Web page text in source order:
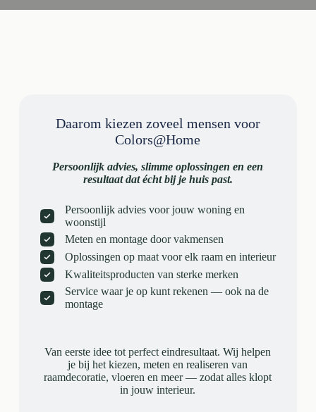
Daarom kiezen zoveel mensen voor
Colors@Home
Persoonlijk advies, slimme oplossingen en een
resultaat dat écht bij je huis past.
Persoonlijk advies voor jouw woning en
woonstijl
Meten en montage door vakmensen
Oplossingen op maat voor elk raam en interieur
Kwaliteitsproducten van sterke merken
Service waar je op kunt rekenen — ook na de
montage
Van eerste idee tot perfect eindresultaat. Wij helpen
je bij het kiezen, meten en realiseren van
raamdecoratie, vloeren en meer — zodat alles klopt
in jouw interieur.